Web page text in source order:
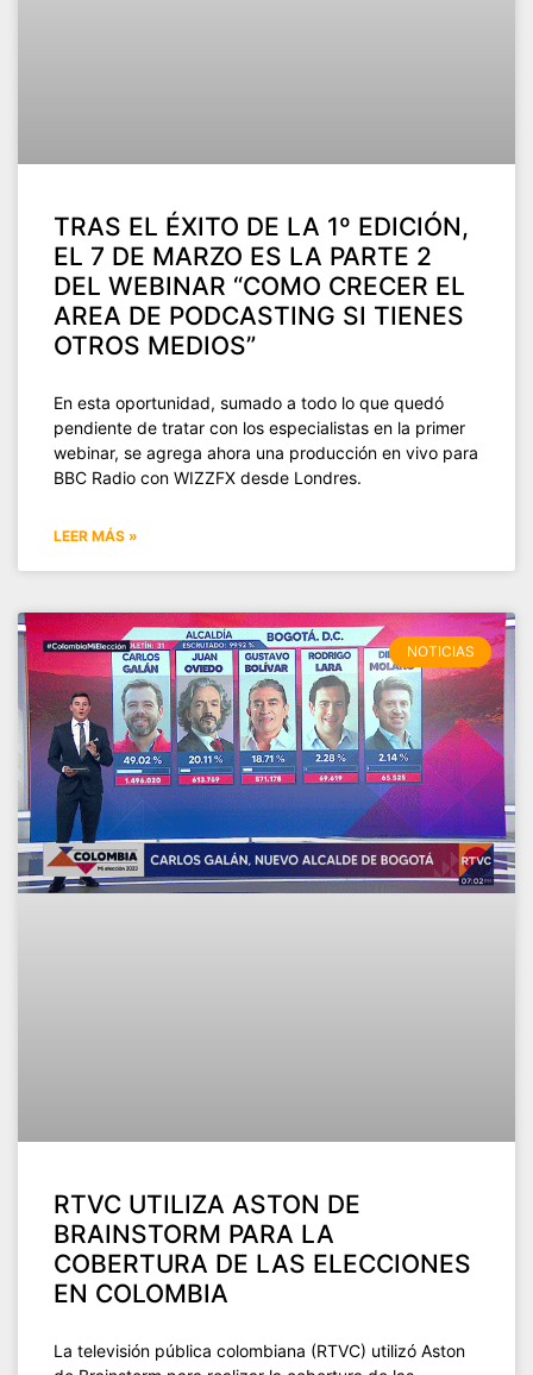
TRAS EL ÉXITO DE LA 1º EDICIÓN,
EL 7 DE MARZO ES LA PARTE 2
DEL WEBINAR “COMO CRECER EL
AREA DE PODCASTING SI TIENES
OTROS MEDIOS”
En esta oportunidad, sumado a todo lo que quedó
pendiente de tratar con los especialistas en la primer
webinar, se agrega ahora una producción en vivo para
BBC Radio con WIZZFX desde Londres.
LEER MÁS »
NOTICIAS
RTVC UTILIZA ASTON DE
BRAINSTORM PARA LA
COBERTURA DE LAS ELECCIONES
EN COLOMBIA
La televisión pública colombiana (RTVC) utilizó Aston